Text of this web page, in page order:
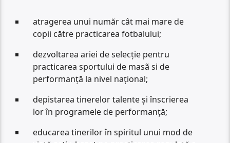
atragerea unui număr cât mai mare de
copii către practicarea fotbalului;
dezvoltarea ariei de selecție pentru
practicarea sportului de masã si de
performanță la nivel național;
depistarea tinerelor talente și înscrierea
lor în programele de performanță;
educarea tinerilor în spiritul unui mod de